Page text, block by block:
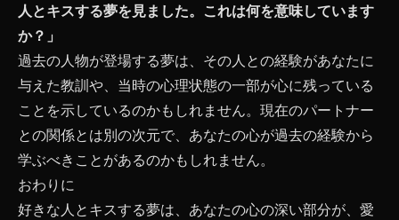
人とキスする夢を見ました。これは何を意味しています
か？」
過去の人物が登場する夢は、その人との経験があなたに
与えた教訓や、当時の心理状態の一部が心に残っている
ことを示しているのかもしれません。現在のパートナー
との関係とは別の次元で、あなたの心が過去の経験から
学ぶべきことがあるのかもしれません。
おわりに
好きな人とキスする夢は、あなたの心の深い部分が、愛